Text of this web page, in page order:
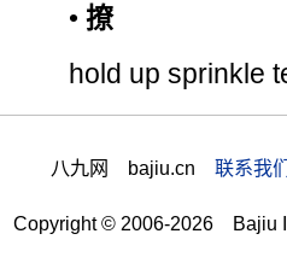
•撩
hold up sprinkle
八九网 bajiu.cn 联系我
Copyright © 2006-2026 Bajiu